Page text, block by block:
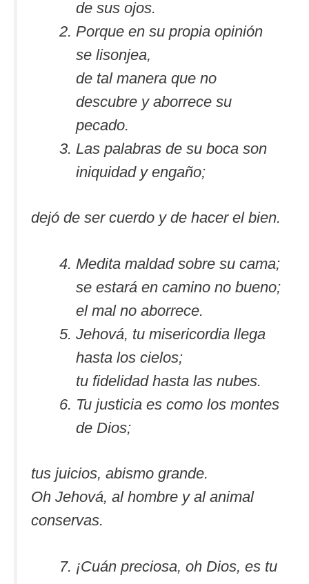
de sus ojos.
Porque en su propia opinión
se lisonjea,
de tal manera que no
descubre y aborrece su
pecado.
Las palabras de su boca son
iniquidad y engaño;
dejó de ser cuerdo y de hacer el bien.
Medita maldad sobre su cama;
se estará en camino no bueno;
el mal no aborrece.
Jehová, tu misericordia llega
hasta los cielos;
tu fidelidad hasta las nubes.
Tu justicia es como los montes
de Dios;
tus juicios, abismo grande.
Oh Jehová, al hombre y al animal
conservas.
¡Cuán preciosa, oh Dios, es tu